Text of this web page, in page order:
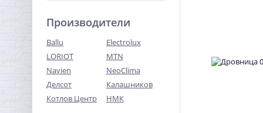
Производители
Ballu
Electrolux
LORIOT
MTN
Navien
NeoClima
Делсот
Калашников
Котлов Центр
НМК